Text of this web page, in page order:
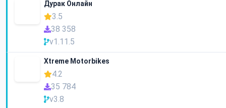
Дурак Онлайн
3.5
38 358
v1.11.5
Xtreme Motorbikes
4.2
35 784
v3.8